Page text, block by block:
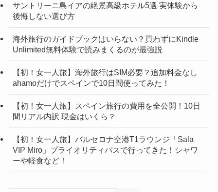
サントリーニ島イアの絶景高級ホテル5選 実体験から
後悔しない選び方
海外旅行のガイドブックはいらない？買わずにKindle
Unlimited無料体験で読みまくるのが最強説
【初！女一人旅】海外旅行はSIM必要？追加料金なし
ahamoだけでスペインで10日間使ってみた！
【初！女一人旅】スペイン旅行の費用を全公開！10日
間リアル内訳 現金はいくら？
【初！女一人旅】バルセロナ空港T1ラウンジ「Sala
VIP Miro」プライオリティパスで行ってきた！シャワ
ーや軽食など！